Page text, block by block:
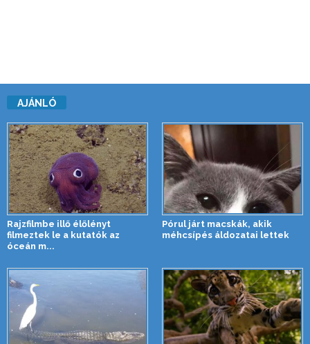
AJÁNLÓ
Rajzfilmbe illő élőlényt
filmeztek le a kutatók az
óceán m...
Pórul járt macskák, akik
méhcsípés áldozatai lettek